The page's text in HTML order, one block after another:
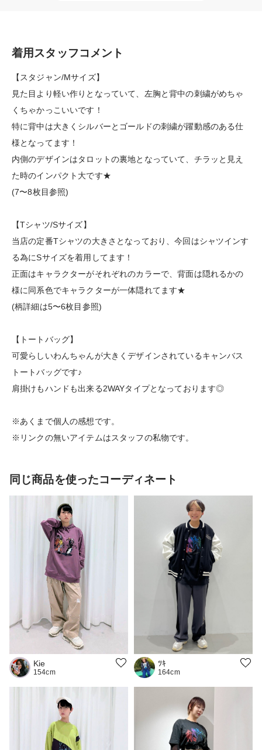
着用スタッフコメント
【スタジャン/Mサイズ】
見た目より軽い作りとなっていて、左胸と背中の刺繍がめちゃ
くちゃかっこいいです！
特に背中は大きくシルバーとゴールドの刺繍が躍動感のある仕
様となってます！
内側のデザインはタロットの裏地となっていて、チラッと見え
た時のインパクト大です★
(7〜8枚目参照)
【Tシャツ/Sサイズ】
当店の定番Tシャツの大きさとなっており、今回はシャツインす
る為にSサイズを着用してます！
正面はキャラクターがそれぞれのカラーで、背面は隠れるかの
様に同系色でキャラクターが一体隠れてます★
(柄詳細は5〜6枚目参照)
【トートバッグ】
可愛らしいわんちゃんが大きくデザインされているキャンバス
トートバッグです♪
肩掛けもハンドも出来る2WAYタイプとなっております◎
※あくまで個人の感想です。
※リンクの無いアイテムはスタッフの私物です。
同じ商品を使ったコーディネート
Kie
154cm
ﾂｷ
164cm